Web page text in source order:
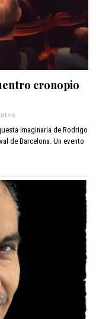
cronopio
imaginaria de Rodrigo
de Barcelona. Un evento